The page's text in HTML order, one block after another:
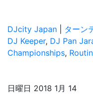
DJcity Japan ターン
DJ Keeper, DJ Pan
Championships,
日曜日 2018 1月 14